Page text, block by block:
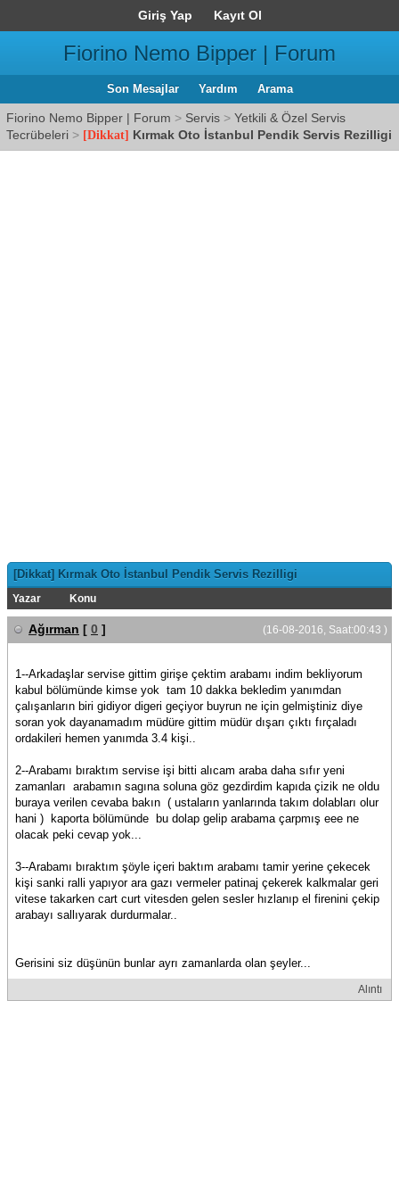
Giriş Yap Kayıt Ol
Fiorino Nemo Bipper | Forum
Son Mesajlar Yardım Arama
Fiorino Nemo Bipper | Forum > Servis > Yetkili & Özel Servis
Tecrübeleri > [Dikkat] Kırmak Oto İstanbul Pendik Servis Rezilligi
[Dikkat] Kırmak Oto İstanbul Pendik Servis Rezilligi
Yazar Konu
(16-08-2016, Saat:00:43 )
Ağırman [ 0 ]
1--Arkadaşlar servise gittim girişe çektim arabamı indim bekliyorum
kabul bölümünde kimse yok tam 10 dakka bekledim yanımdan
çalışanların biri gidiyor digeri geçiyor buyrun ne için gelmiştiniz diye
soran yok dayanamadım müdüre gittim müdür dışarı çıktı fırçaladı
ordakileri hemen yanımda 3.4 kişi..
2--Arabamı bıraktım servise işi bitti alıcam araba daha sıfır yeni
zamanları arabamın sagına soluna göz gezdirdim kapıda çizik ne oldu
buraya verilen cevaba bakın ( ustaların yanlarında takım dolabları olur
hani ) kaporta bölümünde bu dolap gelip arabama çarpmış eee ne
olacak peki cevap yok...
3--Arabamı bıraktım şöyle içeri baktım arabamı tamir yerine çekecek
kişi sanki ralli yapıyor ara gazı vermeler patinaj çekerek kalkmalar geri
vitese takarken cart curt vitesden gelen sesler hızlanıp el firenini çekip
arabayı sallıyarak durdurmalar..
Gerisini siz düşünün bunlar ayrı zamanlarda olan şeyler...
Alıntı